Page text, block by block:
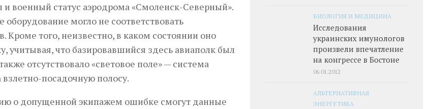
воен­ный статус аэродрома «Смоленск-Северный».
могло не соответствовать
Кроме того, неизвестно, в каком состоянии оно
учитывая, что базировавшийся здесь авиаполк был
отсутствовало «световое поле» — система
посадочную полосу.
о допущенной экипажем ошибке смогут данные
БИОЛОГИЯ И МЕДИЦИНА
Исследования
украинских имунологов
произвели впечатление
на конгрессе в Бостоне
06.01.2012
АЛЬТЕРНАТИВНАЯ
ЭНЕРГЕТИКА